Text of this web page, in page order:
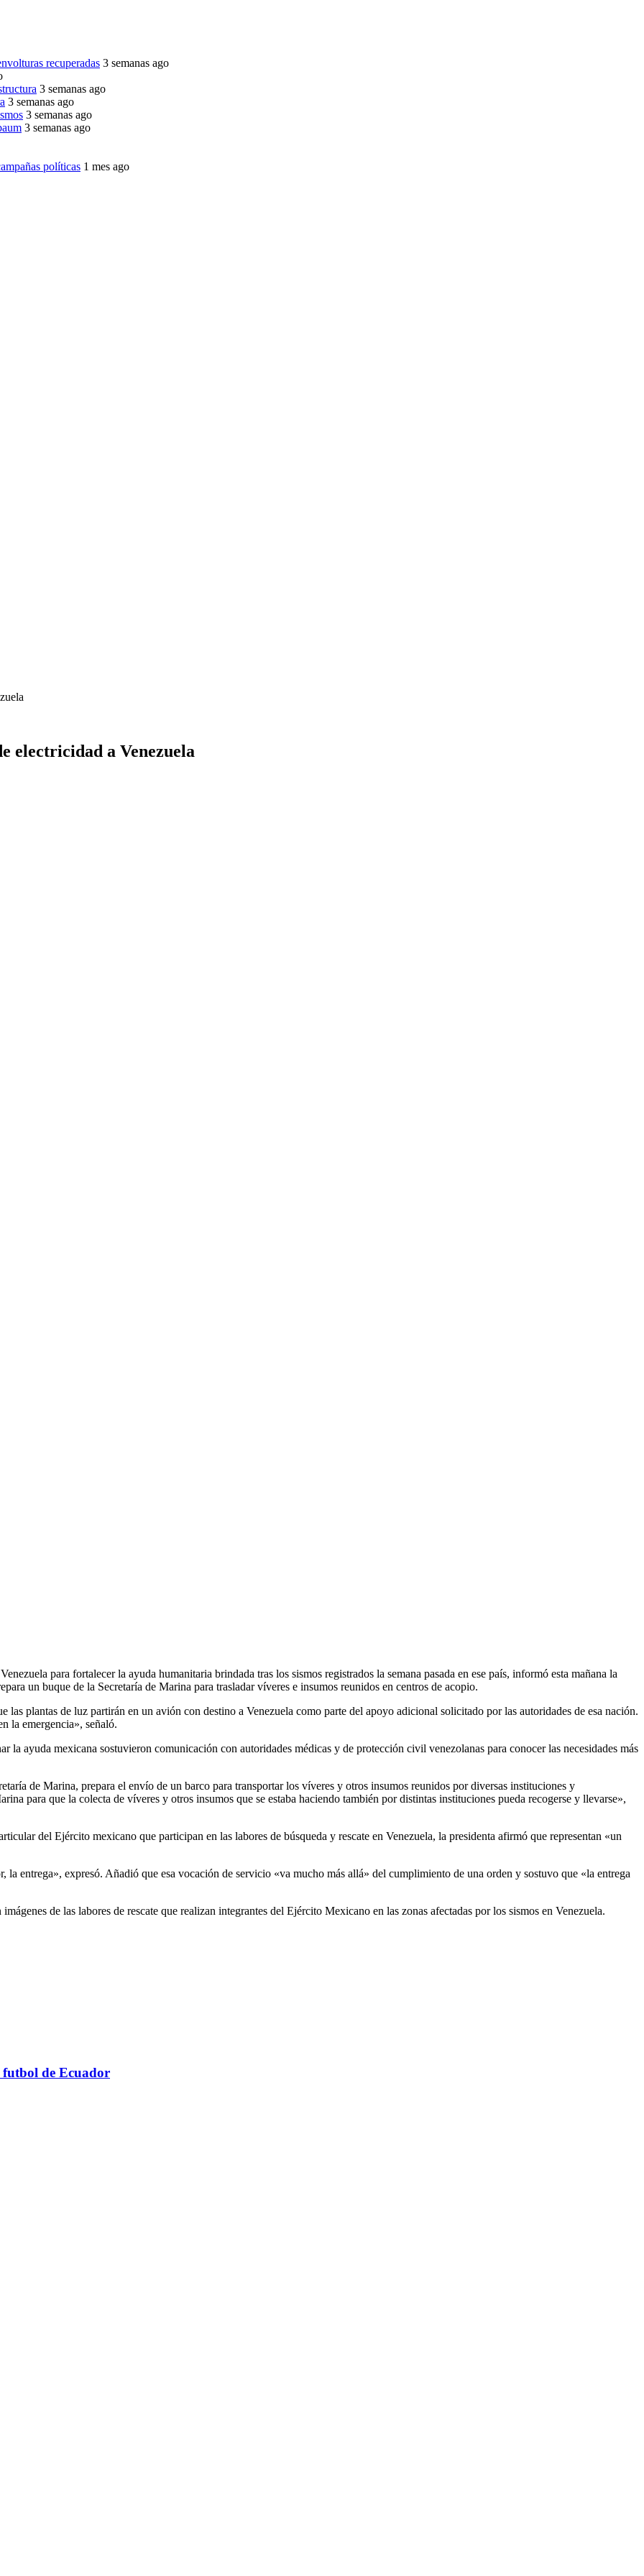
recuperadas 3 semanas ago
3 semanas ago
3 semanas ago
3 semanas ago
3 semanas ago
políticas 1 mes ago
electricidad a Venezuela
para fortalecer la ayuda humanitaria brindada tras los sismos registrados la semana pasada en ese país, informó esta mañana la
un buque de la Secretaría de Marina para trasladar víveres e insumos reunidos en centros de acopio.
plantas de luz partirán en un avión con destino a Venezuela como parte del apoyo adicional solicitado por las autoridades de esa nación.
la emergencia», señaló.
la ayuda mexicana sostuvieron comunicación con autoridades médicas y de protección civil venezolanas para conocer las necesidades más
de Marina, prepara el envío de un barco para transportar los víveres y otros insumos reunidos por diversas instituciones y
para que la colecta de víveres y otros insumos que se estaba haciendo también por distintas instituciones pueda recogerse y llevarse»,
del Ejército mexicano que participan en las labores de búsqueda y rescate en Venezuela, la presidenta afirmó que representan «un
entrega», expresó. Añadió que esa vocación de servicio «va mucho más allá» del cumplimiento de una orden y sostuvo que «la entrega
de las labores de rescate que realizan integrantes del Ejército Mexicano en las zonas afectadas por los sismos en Venezuela.
futbol de Ecuador